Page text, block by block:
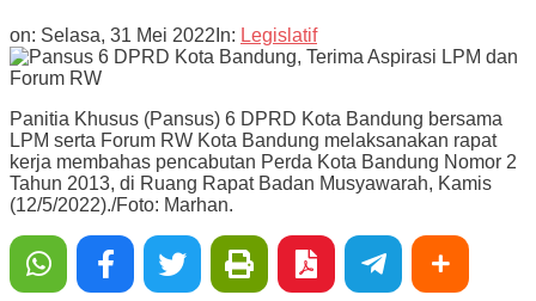
on: Selasa, 31 Mei 2022 In: Legislatif
Panitia Khusus (Pansus) 6 DPRD Kota Bandung bersama
LPM serta Forum RW Kota Bandung melaksanakan rapat
kerja membahas pencabutan Perda Kota Bandung Nomor 2
Tahun 2013, di Ruang Rapat Badan Musyawarah, Kamis
(12/5/2022)./Foto: Marhan.